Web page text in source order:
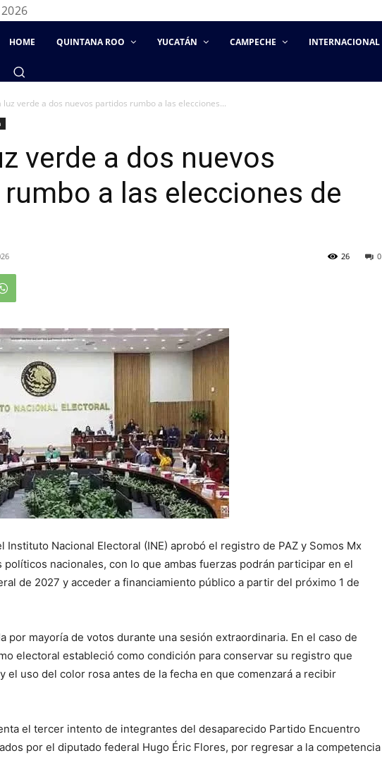
HOME QUINTANA ROO YUCATÁN CAMPECHE INTERNACIONAL
luz verde a dos nuevos partidos rumbo a las elecciones...
verde a dos nuevos
a las elecciones de
0
26
Instituto Nacional Electoral (INE) aprobó el registro de PAZ y Somos Mx
nacionales, con lo que ambas fuerzas podrán participar en el
de 2027 y acceder a financiamiento público a partir del próximo 1 de
por mayoría de votos durante una sesión extraordinaria. En el caso de
electoral estableció como condición para conservar su registro que
el uso del color rosa antes de la fecha en que comenzará a recibir
el tercer intento de integrantes del desaparecido Partido Encuentro
por el diputado federal Hugo Éric Flores, por regresar a la competencia